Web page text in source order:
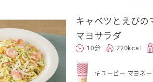
キャベツとえびの
マヨサラダ
10分 220kcal
キユーピー マヨネ